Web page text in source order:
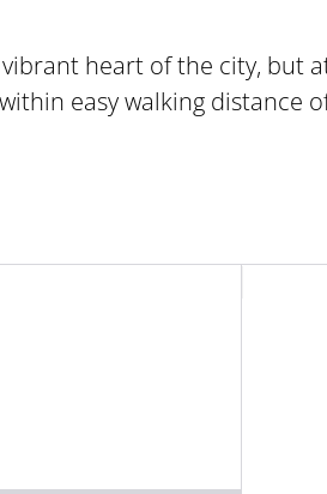
heart of the city, but
easy walking distance